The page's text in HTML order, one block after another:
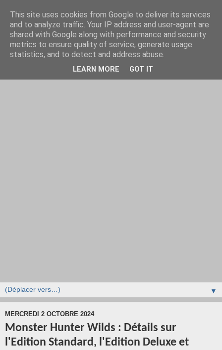
▼
MERCREDI 2 OCTOBRE 2024
Monster Hunter Wilds : Détails sur
l'Edition Standard, l'Edition Deluxe et
This site uses cookies from Google to deliver its services
and to analyze traffic. Your IP address and user-agent are
shared with Google along with performance and security
metrics to ensure quality of service, generate usage
statistics, and to detect and address abuse.
LEARN MORE GOT IT